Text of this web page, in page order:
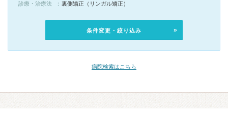
診療・治療法
裏側矯正（リンガル矯正）
条件変更・絞り込み
病院検索はこちら